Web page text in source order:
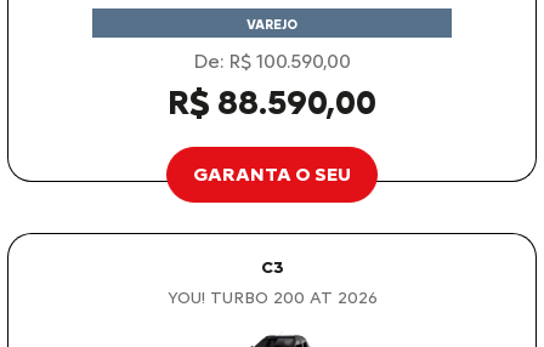
VAREJO
De: R$ 100.590,00
R$ 88.590,00
GARANTA O SEU
C3
YOU! TURBO 200 AT 2026